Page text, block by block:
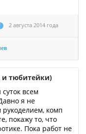
2 августа 2014 года
тюбитейки)
всем
я не
рукоделием, комп
покажу то, что
Пока работ не